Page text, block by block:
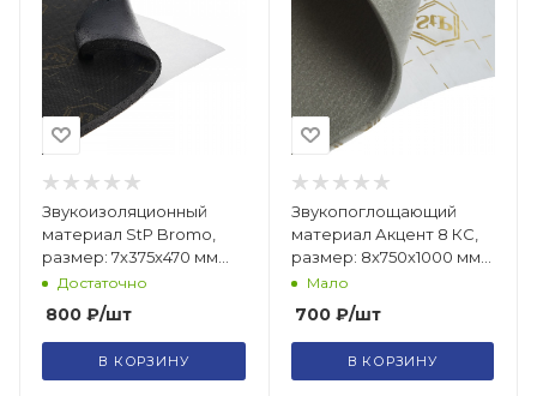
Звукоизоляционный
материал StP Bromo,
размер: 7х375х470 мм
/6487641
Достаточно
800 ₽/шт
В КОРЗИНУ
Звукопоглощающий
материал Акцент 8 КС,
размер: 8х750х1000 мм
2581613
Мало
700₽/шт
В КОРЗИНУ